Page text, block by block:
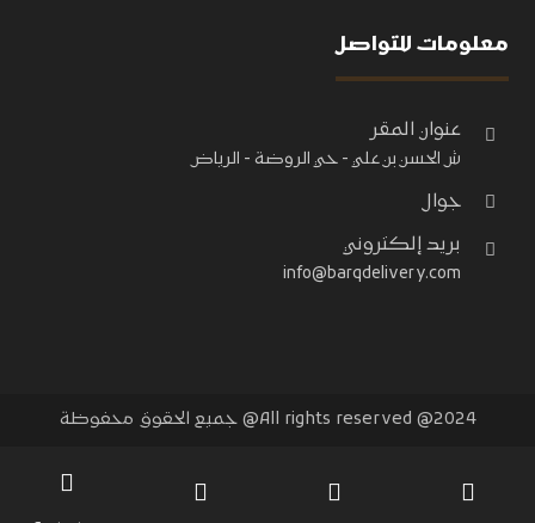
معلومات للتواصل
عنوان المقر
ش الحسن بن علي - حي الروضة - الرياض
جوال
بريد إلكتروني
info@barqdelivery.com
All rights reserved @2024@ جميع الحقوق محفوظة
All rights reserved @2024@ جميع الحقوق محفوظة